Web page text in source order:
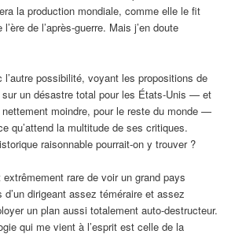
la production mondiale, comme elle le fit
de l’après-guerre. Mais j’en doute
l’autre possibilité, voyant les propositions de
sur un désastre total pour les États-Unis — et
moindre, pour le reste du monde —
qu’attend la multitude de ses critiques.
raisonnable pourrait-on y trouver ?
extrêmement rare de voir un grand pays
dirigeant assez téméraire et assez
un plan aussi totalement auto-destructeur.
qui me vient à l’esprit est celle de la